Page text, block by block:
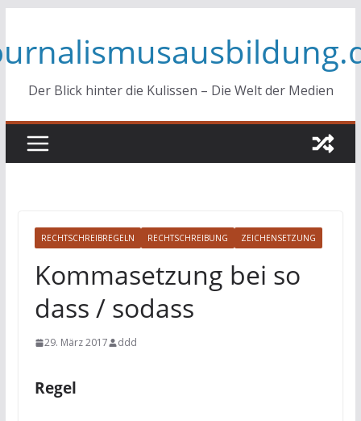
springen
Der Blick hinter die Kulissen – Die Welt der Medien
RECHTSCHREIBREGELN RECHTSCHREIBUNG ZEICHENSETZUNG
Kommasetzung bei so
dass / sodass
29. März 2017 ddd
Regel